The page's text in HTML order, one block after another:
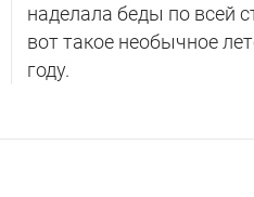
наделала беды по всей
вот такое необычное
году.